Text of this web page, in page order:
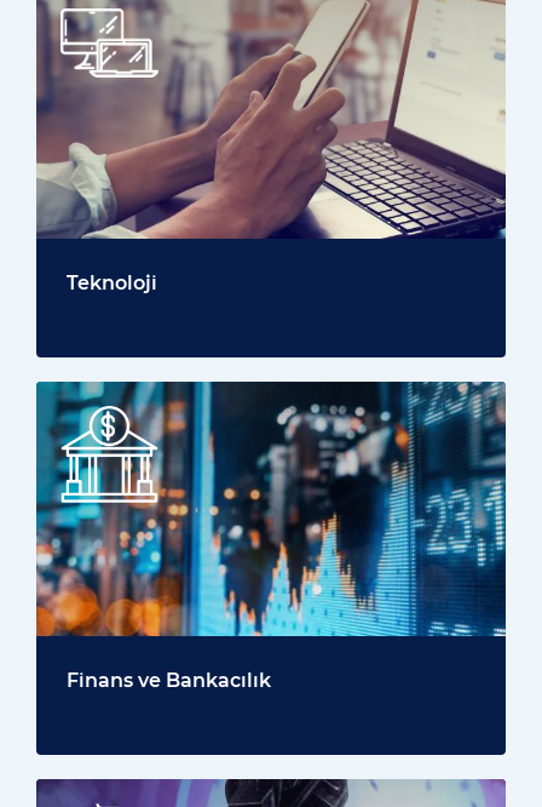
Teknoloji
Finans ve Bankacılık